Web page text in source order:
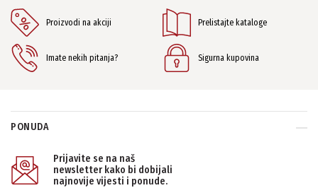
Proizvodi na akciji Prelistajte kataloge
Imate nekih pitanja? Sigurna kupovina
PONUDA
Prijavite se na naš
newsletter kako bi dobijali
najnovije vijesti i ponude.